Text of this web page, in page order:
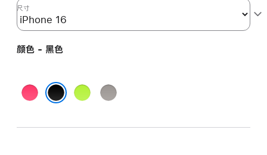
尺寸
颜色 - 黑色
粉
绿
浅